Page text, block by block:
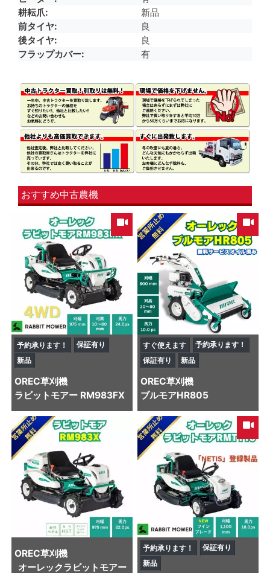
耕耘爪
新品
前タイヤ
良
後タイヤ
良
フラップカバー
有
おすすめ中古農機
予約承ります！
保証有り
新品
OREC草刈機
ラビットモアー RM983FX
すぐ使えます
予約承ります！
保証有り
新品
OREC草刈機
ブルモアHR805
OREC草刈機
オーレックラビットモアー
予約承ります！
保証有り
新品